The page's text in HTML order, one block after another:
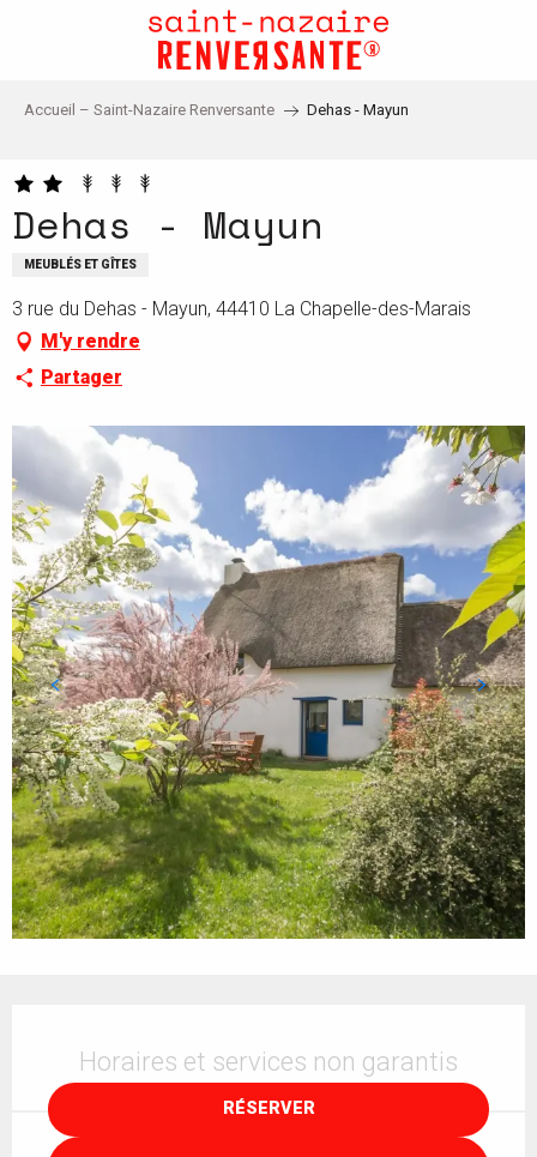
principal
Accueil – Saint-Nazaire Renversante Dehas - Mayun
Dehas - Mayun
MEUBLÉS ET GÎTES
3 rue du Dehas - Mayun, 44410 La Chapelle-des-Marais
M'y rendre
Partager
Horaires et services non garantis
RÉSERVER